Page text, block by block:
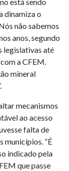
está sendo
dinamiza o
não sabemos
anos, segundo
legislativas até
a CFEM.
mineral
mecanismos
ao acesso
falta de
municípios. “É
indicado pela
que passe